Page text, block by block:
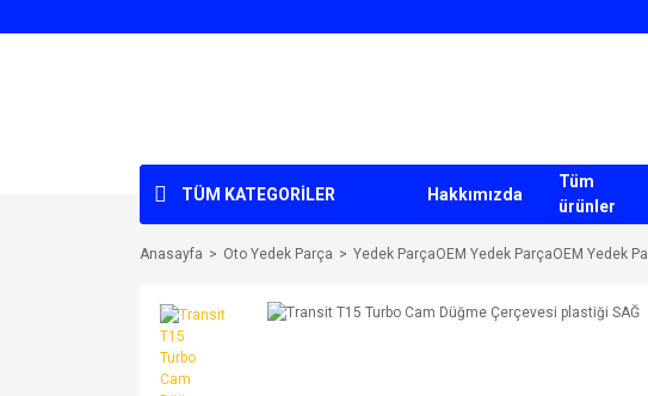
TÜM KATEGORİLER Hakkımızda
Tüm
ürünler
Anasayfa Oto Yedek Parça Yedek ParçaOEM Yedek ParçaOEM Yedek